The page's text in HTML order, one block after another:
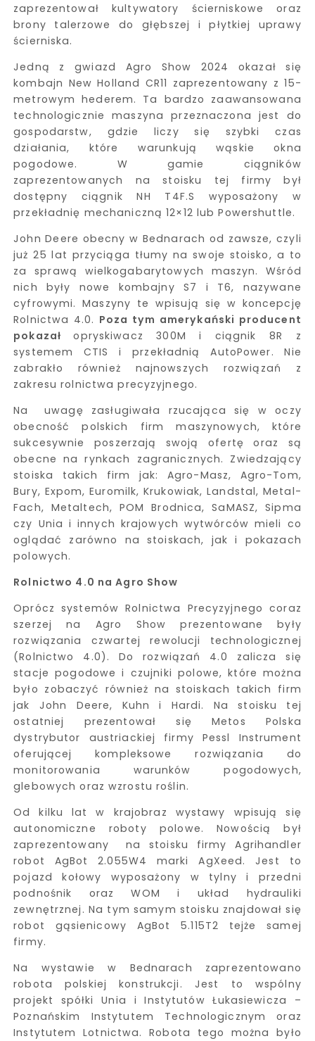
zaprezentował kultywatory ścierniskowe oraz
brony talerzowe do głębszej i płytkiej uprawy
ścierniska.
Jedną z gwiazd Agro Show 2024 okazał się
kombajn New Holland CR11 zaprezentowany z 15-
metrowym hederem. Ta bardzo zaawansowana
technologicznie maszyna przeznaczona jest do
gospodarstw, gdzie liczy się szybki czas
działania, które warunkują wąskie okna
pogodowe. W gamie ciągników
zaprezentowanych na stoisku tej firmy był
dostępny ciągnik NH T4F.S wyposażony w
przekładnię mechaniczną 12×12 lub Powershuttle.
John Deere obecny w Bednarach od zawsze, czyli
już 25 lat przyciąga tłumy na swoje stoisko, a to
za sprawą wielkogabarytowych maszyn. Wśród
nich były nowe kombajny S7 i T6, nazywane
cyfrowymi. Maszyny te wpisują się w koncepcję
Rolnictwa 4.0. Poza tym amerykański producent
pokazałopryskiwacz 300M i ciągnik 8R z
systemem CTIS i przekładnią AutoPower. Nie
zabrakło również najnowszych rozwiązań z
zakresu rolnictwa precyzyjnego.
Na uwagę zasługiwała rzucająca się w oczy
obecność polskich firm maszynowych, które
sukcesywnie poszerzają swoją ofertę oraz są
obecne na rynkach zagranicznych. Zwiedzający
stoiska takich firm jak: Agro-Masz, Agro-Tom,
Bury, Expom, Euromilk, Krukowiak, Landstal, Metal-
Fach, Metaltech, POM Brodnica, SaMASZ, Sipma
czy Unia i innych krajowych wytwórców mieli co
oglądać zarówno na stoiskach, jak i pokazach
polowych.
Rolnictwo 4.0 na Agro Show
Oprócz systemów Rolnictwa Precyzyjnego coraz
szerzej na Agro Show prezentowane były
rozwiązania czwartej rewolucji technologicznej
(Rolnictwo 4.0). Do rozwiązań 4.0 zalicza się
stacje pogodowe i czujniki polowe, które można
było zobaczyć również na stoiskach takich firm
jak John Deere, Kuhn i Hardi. Na stoisku tej
ostatniej prezentował się Metos Polska
dystrybutor austriackiej firmy Pessl Instrument
oferującej kompleksowe rozwiązania do
monitorowania warunków pogodowych,
glebowych oraz wzrostu roślin.
Od kilku lat w krajobraz wystawy wpisują się
autonomiczne roboty polowe. Nowością był
zaprezentowany na stoisku firmy Agrihandler
robot AgBot 2.055W4 marki AgXeed. Jest to
pojazd kołowy wyposażony w tylny i przedni
podnośnik oraz WOM i układ hydrauliki
zewnętrznej. Na tym samym stoisku znajdował się
robot gąsienicowy AgBot 5.115T2 tejże samej
firmy.
Na wystawie w Bednarach zaprezentowano
robota polskiej konstrukcji. Jest to wspólny
projekt spółki Unia i Instytutów Łukasiewicza –
Poznańskim Instytutem Technologicznym oraz
Instytutem Lotnictwa. Robota tego można było